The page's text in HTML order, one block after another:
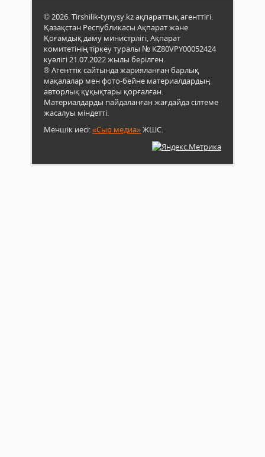
© 2026. Tirshilik-tynysy.kz ақпараттық агенттігі.
Қазақстан Республикасы Ақпарат және
Қоғамдық даму министрлігі, Ақпарат
комитетінің тіркеу туралы № KZ80VPY00052424
куәлігі 21.07.2022 жылы берілген.
® Агенттік сайтында жарияланған барлық
мақалалар мен фото-бейне материалдардың
авторлық құқықтары қорғалған.
Материалдарды пайдаланған жағдайда сілтеме
жасалуы міндетті.
Меншік иесі:«Сыр медиа»ЖШС.